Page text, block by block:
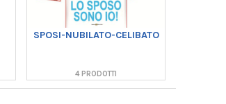
SPOSI-NUBILATO-CELIBATO
4 PRODOTTI